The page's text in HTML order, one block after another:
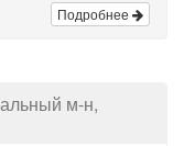
Подробнее
м-н,